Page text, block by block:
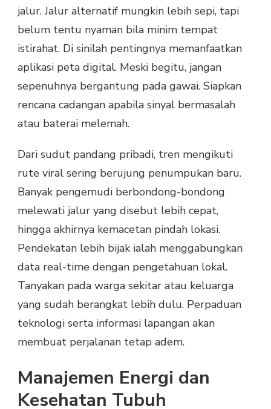
jalur. Jalur alternatif mungkin lebih sepi, tapi
belum tentu nyaman bila minim tempat
istirahat. Di sinilah pentingnya memanfaatkan
aplikasi peta digital. Meski begitu, jangan
sepenuhnya bergantung pada gawai. Siapkan
rencana cadangan apabila sinyal bermasalah
atau baterai melemah.
Dari sudut pandang pribadi, tren mengikuti
rute viral sering berujung penumpukan baru.
Banyak pengemudi berbondong-bondong
melewati jalur yang disebut lebih cepat,
hingga akhirnya kemacetan pindah lokasi.
Pendekatan lebih bijak ialah menggabungkan
data real-time dengan pengetahuan lokal.
Tanyakan pada warga sekitar atau keluarga
yang sudah berangkat lebih dulu. Perpaduan
teknologi serta informasi lapangan akan
membuat perjalanan tetap adem.
Manajemen Energi dan
Kesehatan Tubuh